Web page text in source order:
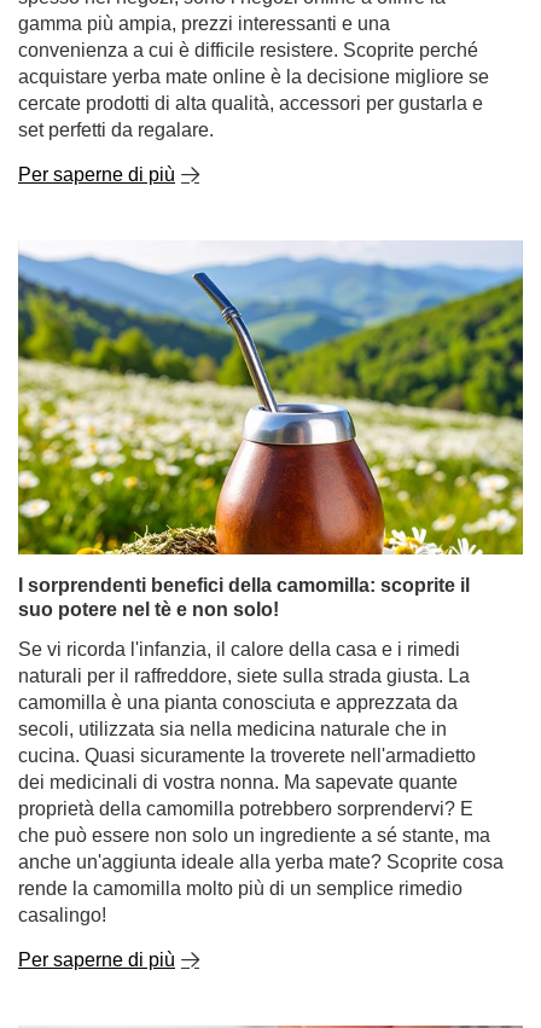
convenienza a cui è difficile resistere. Scoprite perché
acquistare yerba mate online è la decisione migliore se
cercate prodotti di alta qualità, accessori per gustarla e
set perfetti da regalare.
Per saperne di più
I sorprendenti benefici della camomilla: scoprite il
Se vi ricorda l'infanzia, il calore della casa e i rimedi
naturali per il raffreddore, siete sulla strada giusta. La
camomilla è una pianta conosciuta e apprezzata da
secoli, utilizzata sia nella medicina naturale che in
cucina. Quasi sicuramente la troverete nell'armadietto
dei medicinali di vostra nonna. Ma sapevate quante
proprietà della camomilla potrebbero sorprendervi? E
che può essere non solo un ingrediente a sé stante, ma
anche un'aggiunta ideale alla yerba mate? Scoprite cosa
rende la camomilla molto più di un semplice rimedio
casalingo!
Per saperne di più